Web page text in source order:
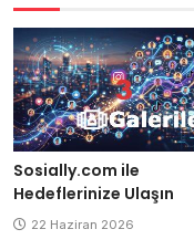
Sosially.com ile
Hedeflerinize Ulaşın
22 Haziran 2026